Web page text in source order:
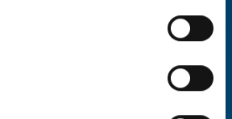
it/pr
cosmetico da